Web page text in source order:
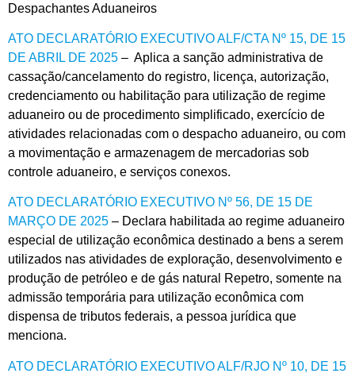
Despachantes Aduaneiros
ATO DECLARATÓRIO EXECUTIVO ALF/CTA Nº 15, DE 15
DE ABRIL DE 2025 – Aplica a sanção administrativa de
cassação/cancelamento do registro, licença, autorização,
credenciamento ou habilitação para utilização de regime
aduaneiro ou de procedimento simplificado, exercício de
atividades relacionadas com o despacho aduaneiro, ou com
a movimentação e armazenagem de mercadorias sob
controle aduaneiro, e serviços conexos.
ATO DECLARATÓRIO EXECUTIVO Nº 56, DE 15 DE
MARÇO DE 2025 – Declara habilitada ao regime aduaneiro
especial de utilização econômica destinado a bens a serem
utilizados nas atividades de exploração, desenvolvimento e
produção de petróleo e de gás natural Repetro, somente na
admissão temporária para utilização econômica com
dispensa de tributos federais, a pessoa jurídica que
menciona.
ATO DECLARATÓRIO EXECUTIVO ALF/RJO Nº 10, DE 15